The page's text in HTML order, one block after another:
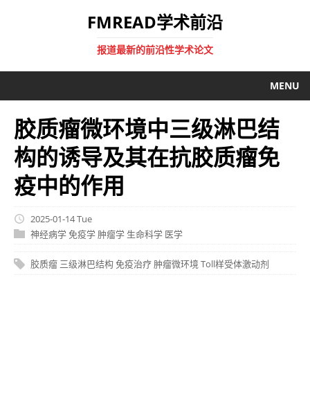
FMREAD学术前沿
报道最新的前沿性学术论文
MENU
胶质瘤微环境中三级淋巴结
构的诱导及其在抗胶质瘤免
疫中的作用
2025-01-14 Tue
神经病学免疫学 肿瘤学 生命科学 医学
胶质瘤 三级淋巴结构免疫治疗 肿瘤微环境 Toll样受体激动剂